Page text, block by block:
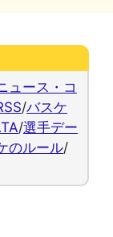
ュース・コ
/バスケ
/選手デー
のルール/